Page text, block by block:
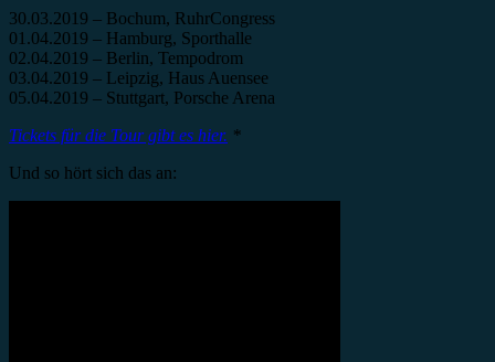
30.03.2019 – Bochum, RuhrCongress
01.04.2019 – Hamburg, Sporthalle
02.04.2019 – Berlin, Tempodrom
03.04.2019 – Leipzig, Haus Auensee
05.04.2019 – Stuttgart, Porsche Arena
Tickets für die Tour gibt es hier. *
Und so hört sich das an: